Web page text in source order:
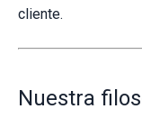
cliente.
Nuestra